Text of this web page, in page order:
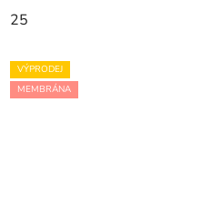
25
VÝPRODEJ
MEMBRÁNA